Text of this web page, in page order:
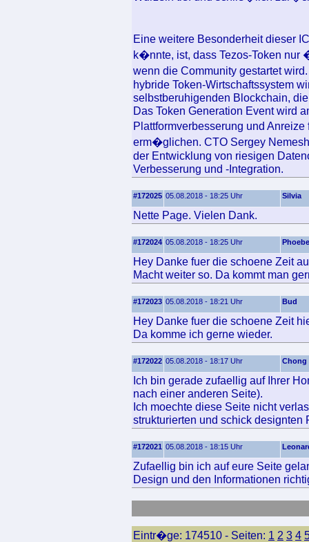
Eine weitere Besonderheit dieser
k�nnte, ist, dass Tezos-Token
wenn die Community gestartet
hybride Token-Wirtschaftssystem
selbstberuhigenden Blockchain,
Das Token Generation Event wird
Plattformverbesserung und
erm�glichen. CTO Sergey
der Entwicklung von riesigen
Verbesserung und -Integration.
#172025 05.08.2018 - 18:25 Uhr Silvia
Nette Page. Vielen Dank.
#172024 05.08.2018 - 18:25 Uhr Phoebe
Hey Danke fuer die schoene Zeit
Macht weiter so. Da kommt man
#172023 05.08.2018 - 18:21 Uhr Bud
Hey Danke fuer die schoene Zeit
Da komme ich gerne wieder.
#172022 05.08.2018 - 18:17 Uhr Chong
Ich bin gerade zufaellig auf Ihrer
nach einer anderen Seite).
Ich moechte diese Seite nicht
strukturierten und schick designten
#172021 05.08.2018 - 18:15 Uhr
Zufaellig bin ich auf eure Seite
Design und den Informationen
Eintr�ge: 174510 - Seiten: 1 2 3 4